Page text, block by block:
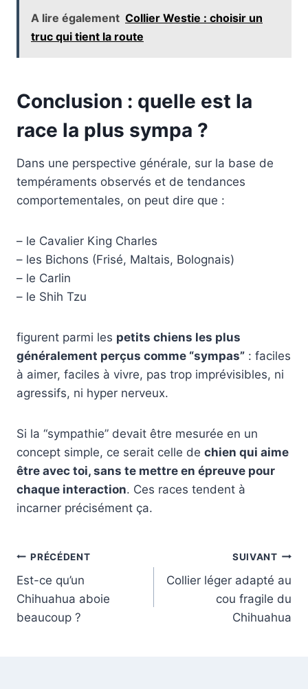
A lire également Collier Westie : choisir un
truc qui tient la route
Conclusion : quelle est la
race la plus sympa ?
Dans une perspective générale, sur la base de
tempéraments observés et de tendances
comportementales, on peut dire que :
– le Cavalier King Charles
– les Bichons (Frisé, Maltais, Bolognais)
– le Carlin
– le Shih Tzu
figurent parmi les petits chiens les plus
généralement perçus comme “sympas” : faciles
à aimer, faciles à vivre, pas trop imprévisibles, ni
agressifs, ni hyper nerveux.
Si la “sympathie” devait être mesurée en un
concept simple, ce serait celle de chien qui aime
être avec toi, sans te mettre en épreuve pour
chaque interaction. Ces races tendent à
incarner précisément ça.
Navigation
de
l’article
PRÉCÉDENT
Est-ce qu’un
Chihuahua aboie
beaucoup ?
SUIVANT
Collier léger adapté au
cou fragile du
Chihuahua